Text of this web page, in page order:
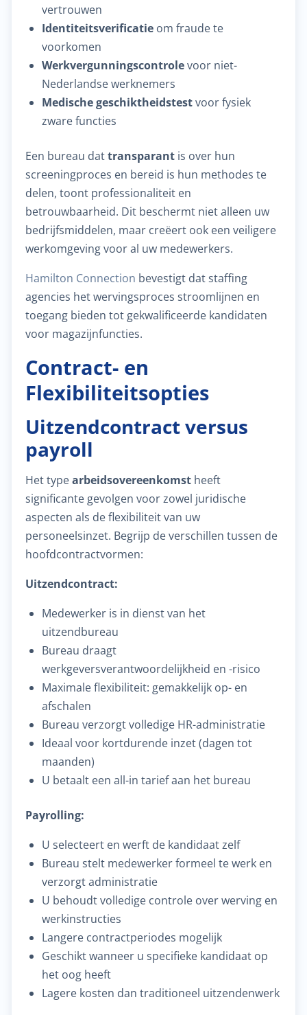
vertrouwen
Identiteitsverificatie om fraude te
voorkomen
Werkvergunningscontrolevoor niet-
Nederlandse werknemers
Medische geschiktheidstestvoor fysiek
zware functies
Een bureau dattransparant is over hun
screeningproces en bereid is hun methodes te
delen, toont professionaliteit en
betrouwbaarheid. Dit beschermt niet alleen uw
bedrijfsmiddelen, maar creëert ook een veiligere
werkomgeving voor al uw medewerkers.
Hamilton Connection bevestigt dat staffing
agencies het wervingsproces stroomlijnen en
toegang bieden tot gekwalificeerde kandidaten
voor magazijnfuncties.
Contract- en
Flexibiliteitsopties
Uitzendcontract versus
payroll
Het typearbeidsovereenkomst heeft
significante gevolgen voor zowel juridische
aspecten als de flexibiliteit van uw
personeelsinzet. Begrijp de verschillen tussen de
hoofdcontractvormen:
Uitzendcontract:
Medewerker is in dienst van het
uitzendbureau
Bureau draagt
werkgeversverantwoordelijkheid en -risico
Maximale flexibiliteit: gemakkelijk op- en
afschalen
Bureau verzorgt volledige HR-administratie
Ideaal voor kortdurende inzet (dagen tot
maanden)
U betaalt een all-in tarief aan het bureau
Payrolling:
U selecteert en werft de kandidaat zelf
Bureau stelt medewerker formeel te werk en
verzorgt administratie
U behoudt volledige controle over werving en
werkinstructies
Langere contractperiodes mogelijk
Geschikt wanneer u specifieke kandidaat op
het oog heeft
Lagere kosten dan traditioneel uitzendenwerk